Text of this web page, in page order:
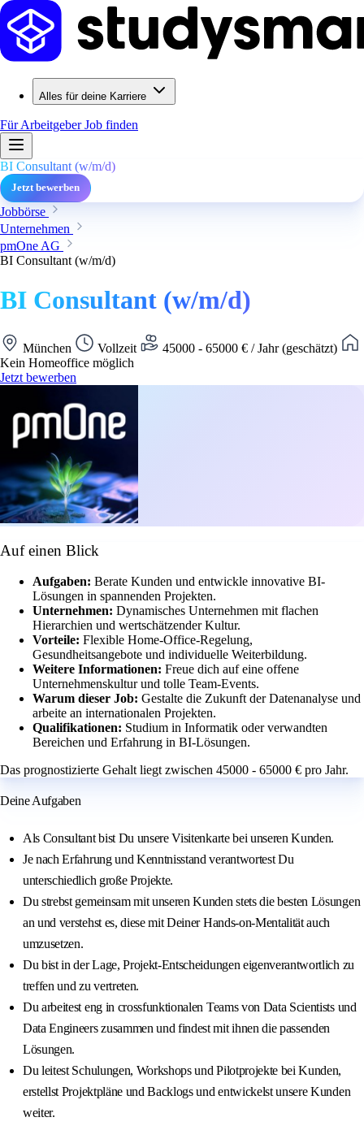
Alles für deine Karriere
Für ArbeitgeberJob finden
BI Consultant (w/m/d)
Jetzt bewerben
Jobbörse
Unternehmen
pmOne AG
BI Consultant (w/m/d)
BI Consultant (w/m/d)
München Vollzeit
45000 - 65000 € / Jahr (geschätzt)
Kein Homeoffice möglich
Jetzt bewerben
Auf einen Blick
Aufgaben: Berate Kunden und entwickle innovative BI-
Lösungen in spannenden Projekten.
Unternehmen: Dynamisches Unternehmen mit flachen
Hierarchien und wertschätzender Kultur.
Vorteile: Flexible Home-Office-Regelung,
Gesundheitsangebote und individuelle Weiterbildung.
Weitere Informationen: Freue dich auf eine offene
Unternehmenskultur und tolle Team-Events.
Warum dieser Job: Gestalte die Zukunft der Datenanalyse und
arbeite an internationalen Projekten.
Qualifikationen: Studium in Informatik oder verwandten
Bereichen und Erfahrung in BI-Lösungen.
Das prognostizierte Gehalt liegt zwischen 45000 - 65000 € pro Jahr.
Deine Aufgaben
Als Consultant bist Du unsere Visitenkarte bei unseren Kunden.
Je nach Erfahrung und Kenntnisstand verantwortest Du
unterschiedlich große Projekte.
Du strebst gemeinsam mit unseren Kunden stets die besten Lösungen
an und verstehst es, diese mit Deiner Hands-on-Mentalität auch
umzusetzen.
Du bist in der Lage, Projekt-Entscheidungen eigenverantwortlich zu
treffen und zu vertreten.
Du arbeitest eng in crossfunktionalen Teams von Data Scientists und
Data Engineers zusammen und findest mit ihnen die passenden
Lösungen.
Du leitest Schulungen, Workshops und Pilotprojekte bei Kunden,
erstellst Projektpläne und Backlogs und entwickelst unsere Kunden
weiter.